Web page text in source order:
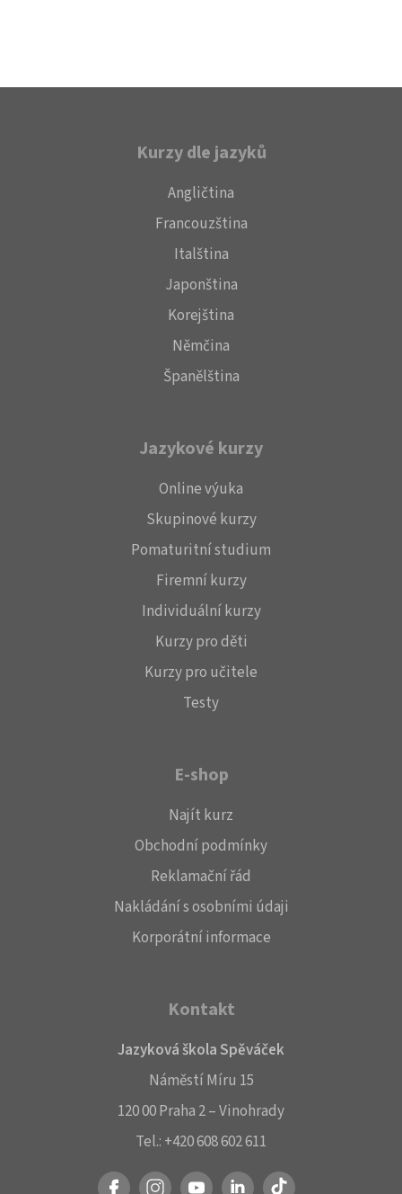
Kurzy dle jazyků
Angličtina
Francouzština
Italština
Japonština
Korejština
Němčina
Španělština
Jazykové kurzy
Online výuka
Skupinové kurzy
Pomaturitní studium
Firemní kurzy
Individuální kurzy
Kurzy pro děti
Kurzy pro učitele
Testy
E-shop
Najít kurz
Obchodní podmínky
Reklamační řád
Nakládání s osobními údaji
Korporátní informace
Kontakt
Jazyková škola Spěváček
Náměstí Míru 15
120 00 Praha 2 – Vinohrady
Tel.: +420 608 602 611